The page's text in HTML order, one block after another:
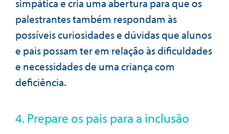
simpática e cria uma abertura para que os
palestrantes também respondam às
possíveis curiosidades e dúvidas que alunos
e pais possam ter em relação às dificuldades
e necessidades de uma criança com
deficiência.
4. Prepare os pais para a inclusão